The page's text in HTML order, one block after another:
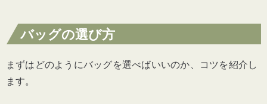
バッグの選び方
まずはどのようにバッグを選べばいいのか、コツを紹介し
ます。